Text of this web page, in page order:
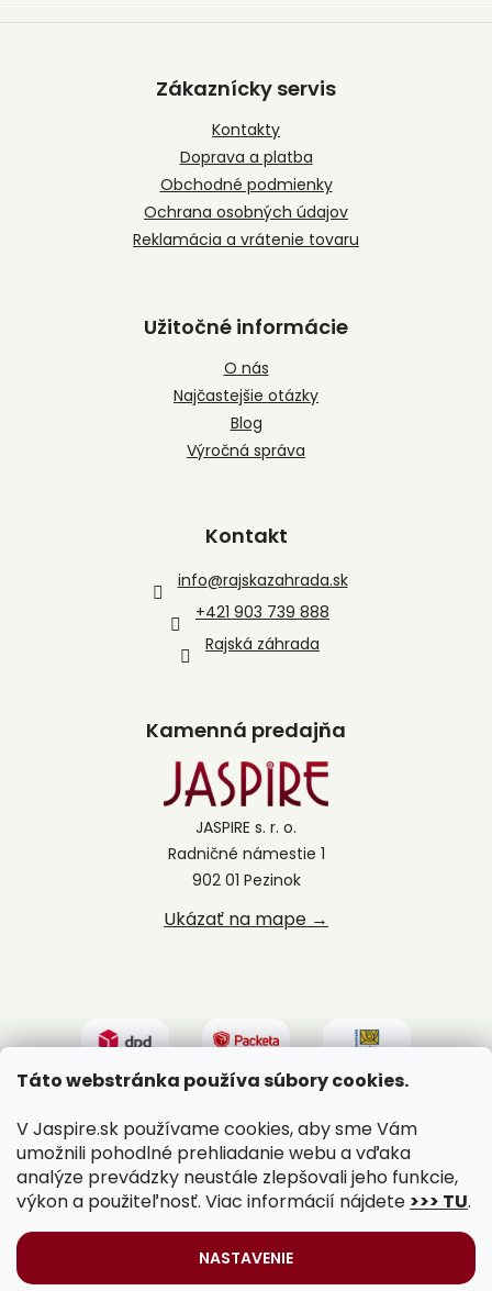
Táto webstránka používa súbory cookies.
V Jaspire.sk používame cookies, aby sme Vám
umožnili pohodlné prehliadanie webu a vďaka
analýze prevádzky neustále zlepšovali jeho funkcie,
výkon a použiteľnosť. Viac informácií nájdete >>> TU.
NASTAVENIE
Z
Zákaznícky servis
Kontakty
Doprava a platba
Obchodné podmienky
Ochrana osobných údajov
Reklamácia a vrátenie tovaru
Užitočné informácie
O nás
Najčastejšie otázky
Blog
Výročná správa
Kontakt
info@rajskazahrada.sk
+421 903 739 888
Rajská záhrada
Kamenná predajňa
JASPIRE s. r. o.
Radničné námestie 1
902 01 Pezinok
Ukázať na mape →